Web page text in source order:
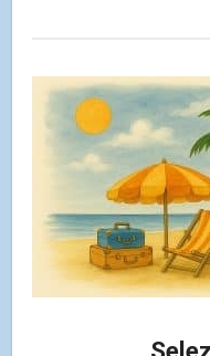
Evita di danneggiare il
una caduta
grazie al nostro